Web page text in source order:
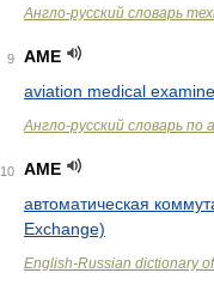
Англо-русский словарь
9
AME
aviation medical
Англо-русский словарь по
10
AME
автоматическая
Exchange)
English-Russian dictionary